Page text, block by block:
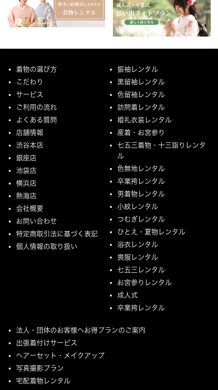
着物の選び方
こだわり
サービス
ご利用の流れ
よくある質問
店舗情報
渋谷本店
銀座店
池袋店
横浜店
熱海店
会社概要
お問い合わせ
特定商取引法に基づく表記
個人情報の取り扱い
振袖レンタル
黒留袖レンタル
色留袖レンタル
訪問着レンタル
婚礼衣装レンタル
産着・お宮参り
七五三着物・十三詣りレンタ
ル
色無地レンタル
卒業袴レンタル
男着物レンタル
小紋レンタル
つむぎレンタル
ひとえ・夏物レンタル
浴衣レンタル
喪服レンタル
七五三レンタル
お宮参りレンタル
成人式
卒業袴レンタル
法人・団体のお客様へお得プランのご案内
出張着付けサービス
ヘアーセット・メイクアップ
写真撮影プラン
宅配着物レンタル